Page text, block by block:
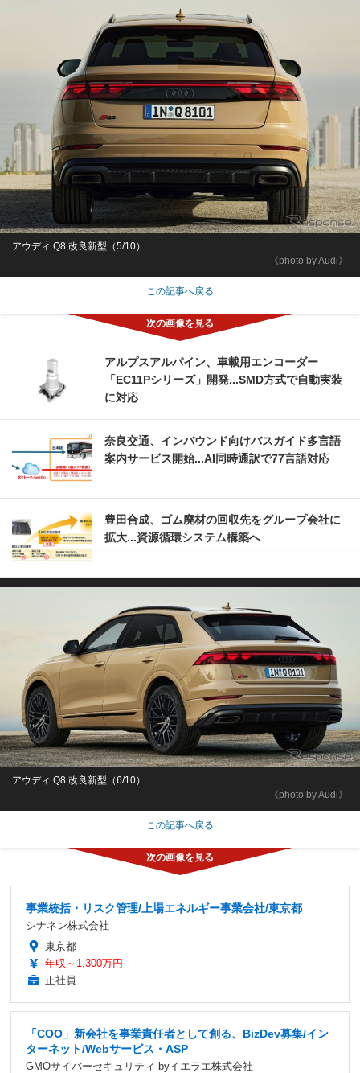
《photo by Audi》
アウディ Q8 改良新型（5/10）
この記事へ戻る
アルプスアルパイン、車載用エンコーダー
「EC11Pシリーズ」開発...SMD方式で自動実装
に対応
奈良交通、インバウンド向けバスガイド多言語
案内サービス開始...AI同時通訳で77言語対応
豊田合成、ゴム廃材の回収先をグループ会社に
拡大...資源循環システム構築へ
《photo by Audi》
アウディ Q8 改良新型（6/10）
この記事へ戻る
事業統括・リスク管理/上場エネルギー事業会社/東京都
シナネン株式会社
東京都
年収～1,300万円
正社員
「COO」新会社を事業責任者として創る、BizDev募集/イン
ターネット/Webサービス・ASP
GMOサイバーセキュリティ byイエラエ株式会社